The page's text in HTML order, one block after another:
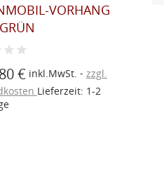
VORHANG
€ inkl.MwSt.
zzgl.
Lieferzeit: 1-2